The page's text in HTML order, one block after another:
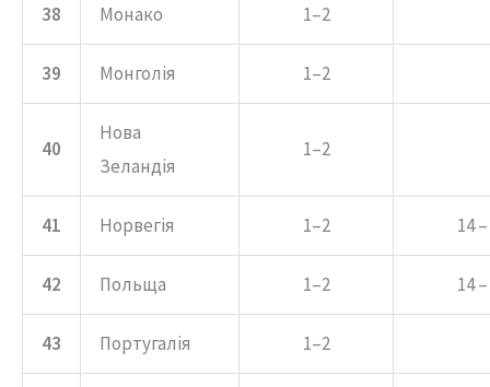
38 Монако 1–2
39 Монголія 1–2
40
Нова
Зеландія
1–2
41 Норвегія 1–2 14
42 Польща 1–2 14
43 Португалія 1–2